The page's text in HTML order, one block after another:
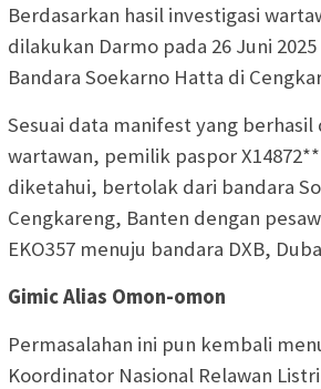
Berdasarkan hasil investigasi
dilakukan Darmo pada 26 Juni
Bandara Soekarno Hatta di
Sesuai data manifest yang
wartawan, pemilik paspor
diketahui, bertolak dari bandara
Cengkareng, Banten dengan
EKO357 menuju bandara DXB,
Gimic Alias Omon-omon
Permasalahan ini pun kembali
Koordinator Nasional Relawan